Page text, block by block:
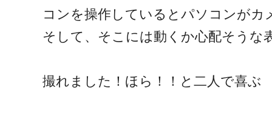
コンを操作しているとパソコンがカ
そして、そこには動くか心配そうな
撮れました！ほら！！と二人で喜ぶ